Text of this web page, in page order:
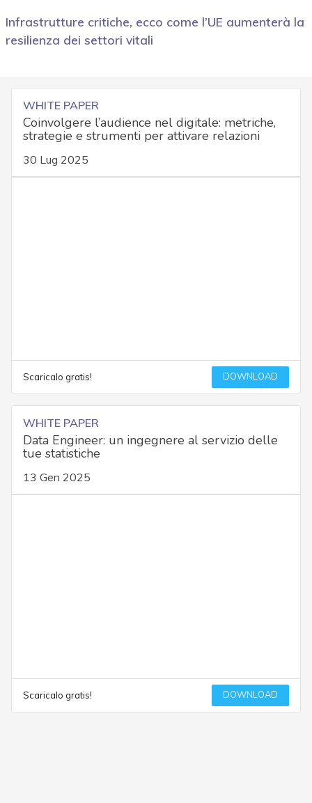
Infrastrutture critiche, ecco come l’UE aumenterà la
resilienza dei settori vitali
WHITE PAPER
Coinvolgere l’audience nel digitale: metriche,
strategie e strumenti per attivare relazioni
30 Lug 2025
Scaricalo gratis! DOWNLOAD
WHITE PAPER
Data Engineer: un ingegnere al servizio delle
tue statistiche
13 Gen 2025
Scaricalo gratis! DOWNLOAD